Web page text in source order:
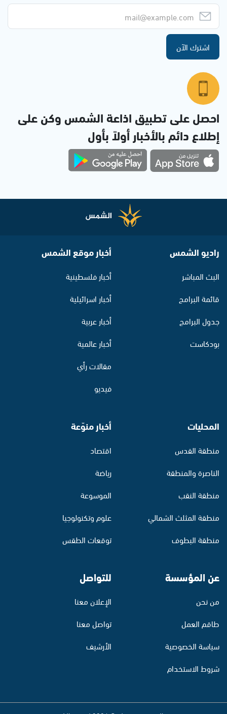
اشترك الآن
احصل على تطبيق اذاعة الشمس وكن على
إطلاع دائم بالأخبار أولاً بأول
راديو الشمس
البث المباشر
قائمة البرامج
جدول البرامج
بودكاست
أخبار موقع الشمس
أخبار فلسطينية
أخبار اسرائيلية
أخبار عربية
أخبار عالمية
مقالات رأي
فيديو
المحليات
منطقة القدس
الناصرة والمنطقة
منطقة النقب
منطقة المثلث الشمالي
منطقة البطوف
أخبار منوّعة
اقتصاد
رياضة
الموسوعة
علوم وتكنولوجيا
توقعات الطقس
عن المؤسسة
من نحن
طاقم العمل
سياسة الخصوصية
شروط الاستخدام
للتواصل
الإعلان معنا
تواصل معنا
الأرشيف